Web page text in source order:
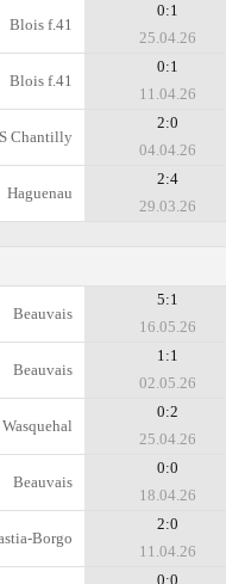
Blois f.41
0:1
25.04.26
Blois f.41
0:1
11.04.26
Chantilly
2:0
04.04.26
Haguenau
2:4
29.03.26
Beauvais
5:1
16.05.26
Beauvais
1:1
02.05.26
Wasquehal
0:2
25.04.26
Beauvais
0:0
18.04.26
Borgo
2:0
11.04.26
0:0